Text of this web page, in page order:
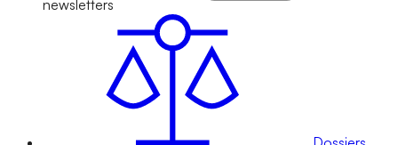
newsletters